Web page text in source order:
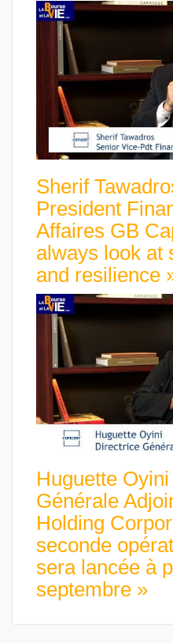
Sherif
President
Affaires GB
always look at
and resilience
Huguette
Générale
Holding
seconde
sera lancée à
septembre »